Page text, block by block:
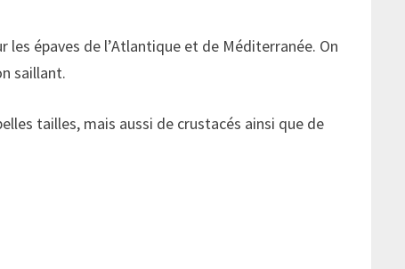
épaves de l’Atlantique et de Méditerranée. On
saillant.
tailles, mais aussi de crustacés ainsi que de